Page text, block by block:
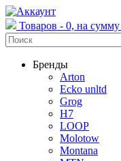
Товаров - 0, на
Бренды
Arton
Ecko unltd
Grog
H7
LOOP
Molotow
Montana